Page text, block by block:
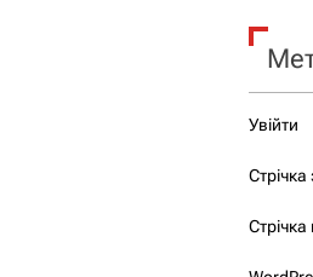
Увійти
Стрічка
Стрічка